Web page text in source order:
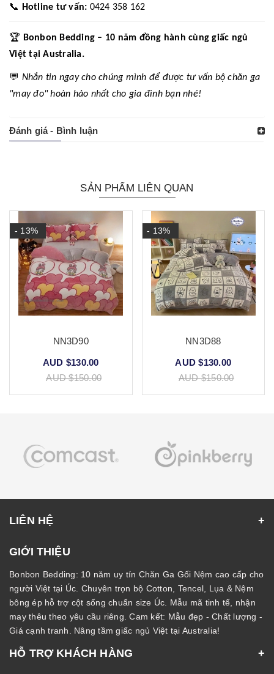
📞 Hotline tư vấn: 0424 358 162
🏆 Bonbon Bedding – 10 năm đồng hành cùng giấc ngủ
Việt tại Australia.
💬 Nhắn tin ngay cho chúng mình để được tư vấn bộ chăn ga
"may đo" hoàn hảo nhất cho gia đình bạn nhé!
Đánh giá - Bình luận
SẢN PHẨM LIÊN QUAN
- 13%
NN3D90
AUD $130.00
AUD $150.00
- 13%
NN3D88
AUD $130.00
AUD $150.00
LIÊN HỆ
GIỚI THIỆU
Bonbon Bedding: 10 năm uy tín Chăn Ga Gối Nệm cao cấp cho
người Việt tại Úc. Chuyên trọn bộ Cotton, Tencel, Lụa & Nệm
bông ép hỗ trợ cột sống chuẩn size Úc. Mẫu mã tinh tế, nhận
may thêu theo yêu cầu riêng. Cam kết: Mẫu đẹp - Chất lượng -
Giá cạnh tranh. Nâng tầm giấc ngủ Việt tại Australia!
HỖ TRỢ KHÁCH HÀNG